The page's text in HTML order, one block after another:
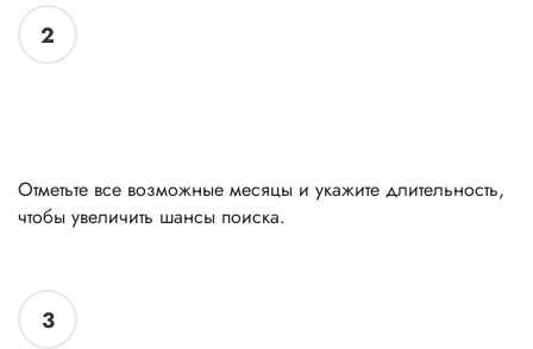
2
Отметьте все возможные месяцы и укажите длительность,
чтобы увеличить шансы поиска.
3